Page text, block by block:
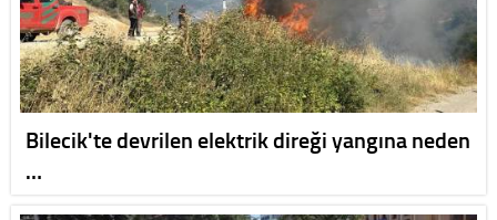
Bilecik'te devrilen elektrik direği yangına neden
…